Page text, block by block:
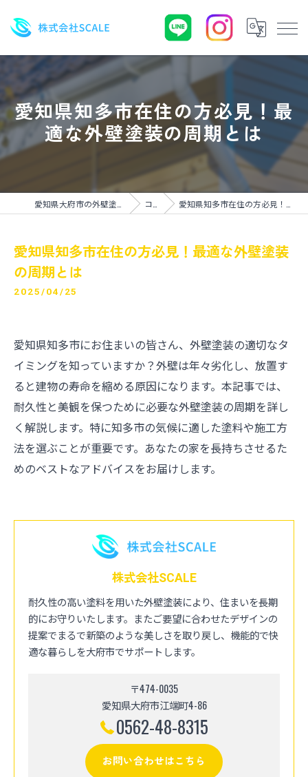
愛知県知多市在住の方必見！最
適な外壁塗装の周期とは
コラム 愛知県知多市在住の方必見！最適な外壁塗装の周期とは
愛知県知多市在住の方必見！最適な外壁塗装
の周期とは
2025/04/25
愛知県知多市にお住まいの皆さん、外壁塗装の適切なタ
イミングを知っていますか？外壁は年々劣化し、放置す
ると建物の寿命を縮める原因になります。本記事では、
耐久性と美観を保つために必要な外壁塗装の周期を詳し
く解説します。特に知多市の気候に適した塗料や施工方
法を選ぶことが重要です。あなたの家を長持ちさせるた
めのベストなアドバイスをお届けします。
株式会社SCALE
耐久性の高い塗料を用いた外壁塗装により、住まいを長期
的にお守りいたします。またご要望に合わせたデザインの
提案でまるで新築のような美しさを取り戻し、機能的で快
適な暮らしを大府市でサポートします。
〒474-0035
愛知県大府市江端町4-86
0562-48-8315
お問い合わせはこちら